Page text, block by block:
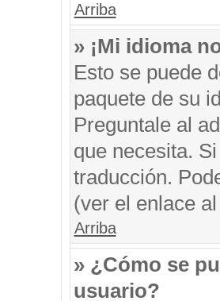
Arriba
» ¡Mi idioma
Esto se puede
paquete de su
Preguntale al
que necesita.
traducción.
(ver el enlace
Arriba
» ¿Cómo se
usuario?